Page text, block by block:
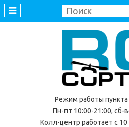
Режим работы
Пн-пт 10:00-21:00, сб-
Колл-центр работает с